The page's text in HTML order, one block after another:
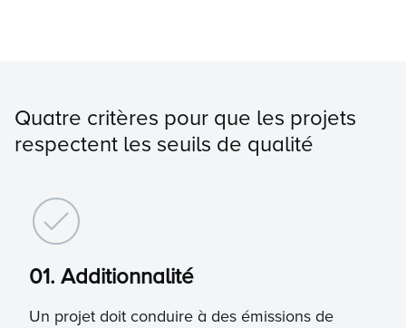
Quatre critères pour que les projets
respectent les seuils de qualité
01. Additionnalité
Un projet doit conduire à des émissions de